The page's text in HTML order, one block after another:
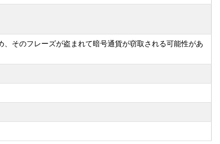
そのフレーズが盗まれて暗号通貨が窃取される可能性があ